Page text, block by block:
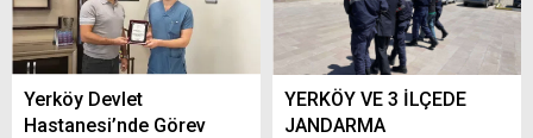
Yerköy Devlet
Hastanesi’nde Görev
YERKÖY VE 3 İLÇEDE
JANDARMA